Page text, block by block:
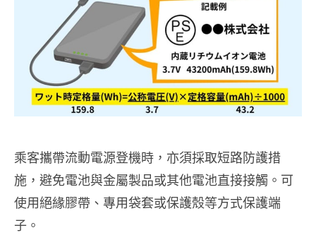
乘客攜帶流動電源登機時，亦須採取短路防護措
施，避免電池與金屬製品或其他電池直接接觸。可
使用絕緣膠帶、專用袋套或保護殼等方式保護端
子。